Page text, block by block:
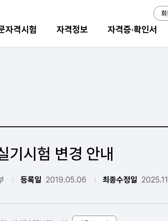
자격시험 자격정보 자격증·확인서
시험 변경 안내
등록일 2019.05.06 최종수정일